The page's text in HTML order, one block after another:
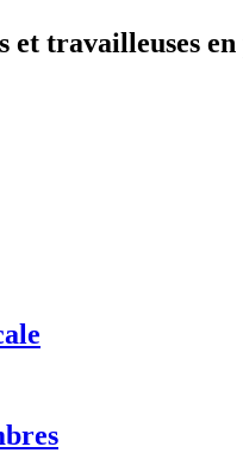
et travailleuses